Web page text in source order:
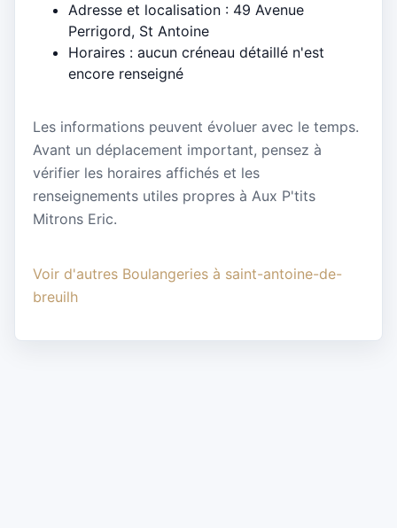
Adresse et localisation : 49 Avenue
Perrigord, St Antoine
Horaires : aucun créneau détaillé n'est
encore renseigné
Les informations peuvent évoluer avec le temps.
Avant un déplacement important, pensez à
vérifier les horaires affichés et les
renseignements utiles propres à Aux P'tits
Mitrons Eric.
Voir d'autres Boulangeries à saint-antoine-de-
breuilh